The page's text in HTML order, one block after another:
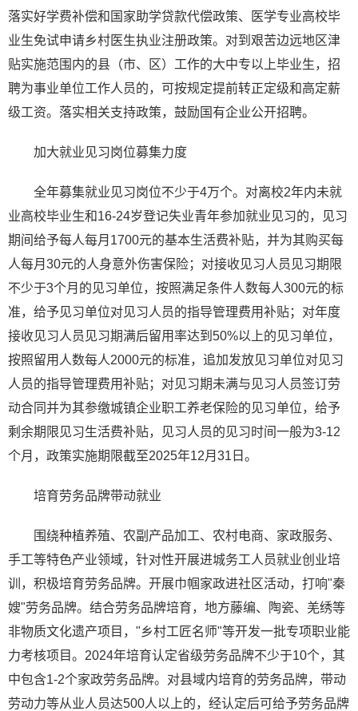
落实好学费补偿和国家助学贷款代偿政策、医学专业高校毕
业生免试申请乡村医生执业注册政策。对到艰苦边远地区津
贴实施范围内的县（市、区）工作的大中专以上毕业生，招
聘为事业单位工作人员的，可按规定提前转正定级和高定薪
级工资。落实相关支持政策，鼓励国有企业公开招聘。
加大就业见习岗位募集力度
全年募集就业见习岗位不少于4万个。对离校2年内未就
业高校毕业生和16-24岁登记失业青年参加就业见习的，见习
期间给予每人每月1700元的基本生活费补贴，并为其购买每
人每月30元的人身意外伤害保险；对接收见习人员见习期限
不少于3个月的见习单位，按照满足条件人数每人300元的标
准，给予见习单位对见习人员的指导管理费用补贴；对年度
接收见习人员见习期满后留用率达到50%以上的见习单位，
按照留用人数每人2000元的标准，追加发放见习单位对见习
人员的指导管理费用补贴；对见习期未满与见习人员签订劳
动合同并为其参缴城镇企业职工养老保险的见习单位，给予
剩余期限见习生活费补贴，见习人员的见习时间一般为3-12
个月，政策实施期限截至2025年12月31日。
培育劳务品牌带动就业
围绕种植养殖、农副产品加工、农村电商、家政服务、
手工等特色产业领域，针对性开展进城务工人员就业创业培
训，积极培育劳务品牌。开展巾帼家政进社区活动，打响"秦
嫂"劳务品牌。结合劳务品牌培育，地方藤编、陶瓷、羌绣等
非物质文化遗产项目，"乡村工匠名师"等开发一批专项职业能
力考核项目。2024年培育认定省级劳务品牌不少于10个，其
中包含1-2个家政劳务品牌。对县域内培育的劳务品牌，带动
劳动力等从业人员达500人以上的，经认定后可给予劳务品牌